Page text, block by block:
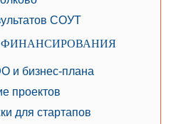
СОУТ
ФИНАНСИРОВАНИЯ
и бизнес-плана
проектов
для стартапов